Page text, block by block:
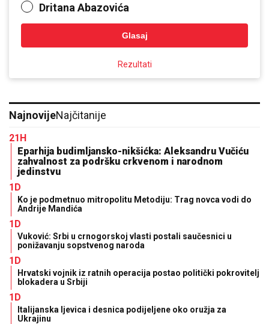
Dritana Abazovića
Glasaj
Rezultati
NajnovijeNajčitanije
21H
Eparhija budimljansko-nikšićka: Aleksandru Vučiću
zahvalnost za podršku crkvenom i narodnom
jedinstvu
1D
Ko je podmetnuo mitropolitu Metodiju: Trag novca vodi do
Andrije Mandića
1D
Vuković: Srbi u crnogorskoj vlasti postali saučesnici u
ponižavanju sopstvenog naroda
1D
Hrvatski vojnik iz ratnih operacija postao politički pokrovitelj
blokadera u Srbiji
1D
Italijanska ljevica i desnica podijeljene oko oružja za
Ukrajinu